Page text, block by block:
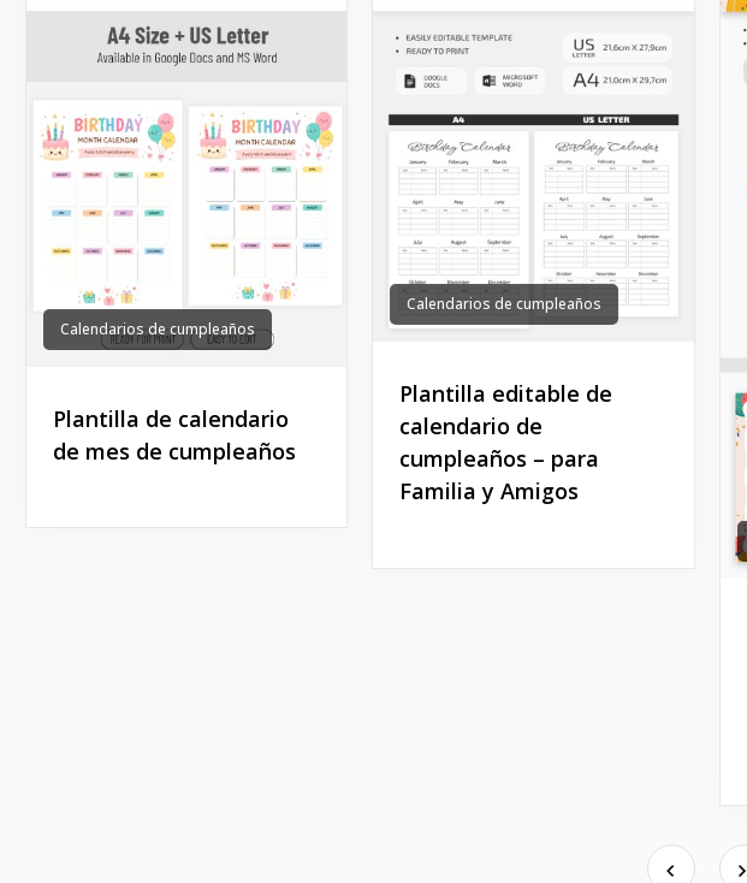
Calendarios de cumpleaños
Plantilla de calendario
de mes de cumpleaños
Calendarios de cumpleaños
Plantilla editable de
calendario de
cumpleaños – para
Familia y Amigos